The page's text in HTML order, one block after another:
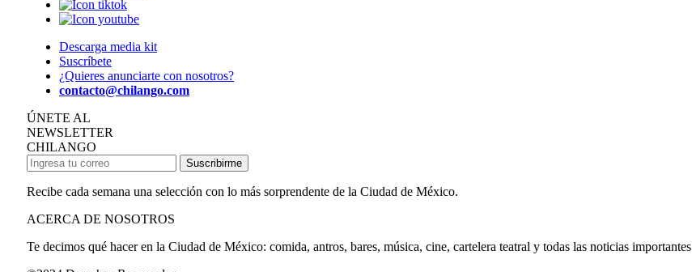
Descarga media kit
Suscríbete
¿Quieres anunciarte con nosotros?
contacto@chilango.com
ÚNETE AL
NEWSLETTER
CHILANGO
Suscribirme
Recibe cada semana una selección con lo más sorprendente de la Ciudad de México.
ACERCA DE NOSOTROS
Te decimos qué hacer en la Ciudad de México: comida, antros, bares, música, cine, cartelera teatral y todas las noticias importantes